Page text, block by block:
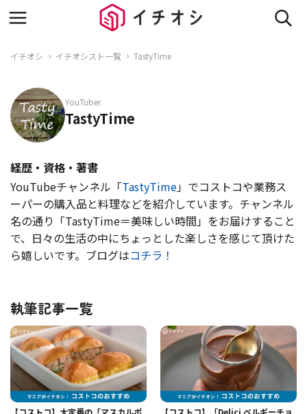
イチオシ イチオシスト一覧 TastyTime
YouTuber
TastyTime
経歴・資格・著書
YouTubeチャンネル「TastyTime」でコストコや業務ス
ーパーの購入品と料理などを紹介しています。チャンネル
名の通り「TastyTime＝美味しい時間」をお届けすること
で、日々の生活の中にちょっとした楽しさを感じて頂けた
ら嬉しいです。ブログはコチラ！
執筆記事一覧
【コストコ】大定番の「マスカルポ
【コストコ】「Delici ベルギーチョ